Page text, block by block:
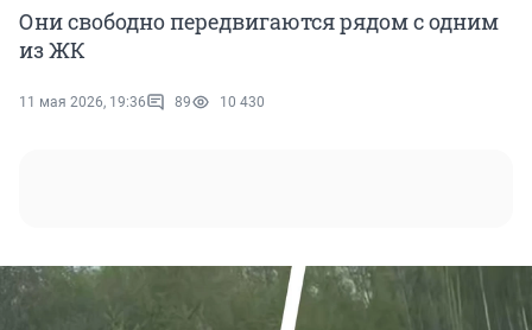
Они свободно передвигаются рядом с одним
из ЖК
11 мая 2026, 19:36 89 10 430